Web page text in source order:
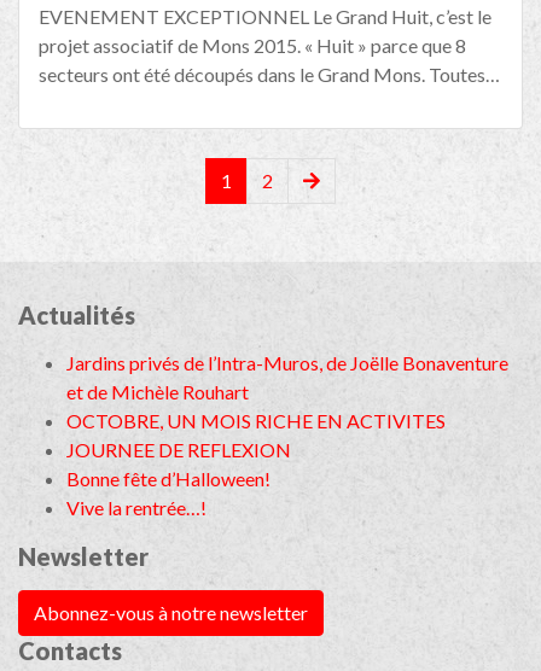
EVENEMENT EXCEPTIONNEL Le Grand Huit, c’est le
projet associatif de Mons 2015. « Huit » parce que 8
secteurs ont été découpés dans le Grand Mons. Toutes…
1 2
Actualités
Jardins privés de l’Intra-Muros, de Joëlle Bonaventure
et de Michèle Rouhart
OCTOBRE, UN MOIS RICHE EN ACTIVITES
JOURNEE DE REFLEXION
Bonne fête d’Halloween!
Vive la rentrée…!
Newsletter
Abonnez-vous à notre newsletter
Contacts